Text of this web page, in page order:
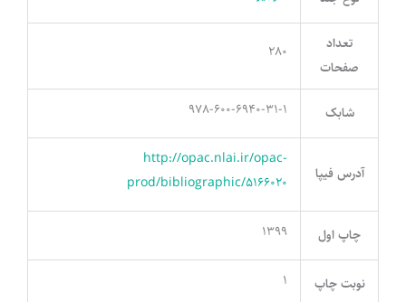
تعداد
صفحات
280
شابک 978-600-6940-31-1
آدرس فیپا
http://opac.nlai.ir/opac-
prod/bibliographic/5166020
چاپ اول 1399
نوبت چاپ 1